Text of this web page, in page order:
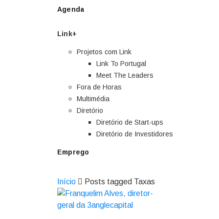
Agenda
Link+
Projetos com Link
Link To Portugal
Meet The Leaders
Fora de Horas
Multimédia
Diretório
Diretório de Start-ups
Diretório de Investidores
Emprego
Início Posts tagged Taxas